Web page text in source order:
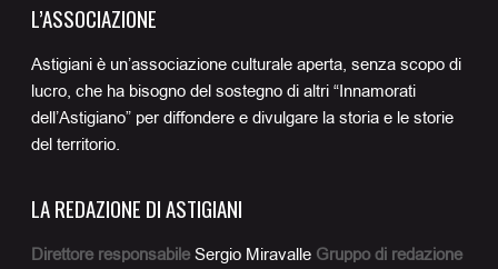
L’ASSOCIAZIONE
Astigiani è un’associazione culturale aperta, senza scopo di
lucro, che ha bisogno del sostegno di altri “Innamorati
dell’Astigiano” per diffondere e divulgare la storia e le storie
del territorio.
LA REDAZIONE DI ASTIGIANI
Direttore responsabile Sergio Miravalle Gruppo di redazione